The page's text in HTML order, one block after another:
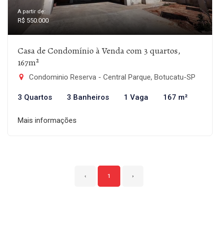
A partir de:
R$ 550.000
Casa de Condomínio à Venda com 3 quartos,
167m²
Condominio Reserva - Central Parque, Botucatu-SP
3 Quartos 3 Banheiros 1 Vaga 167 m²
Mais informações
‹ 1 ›